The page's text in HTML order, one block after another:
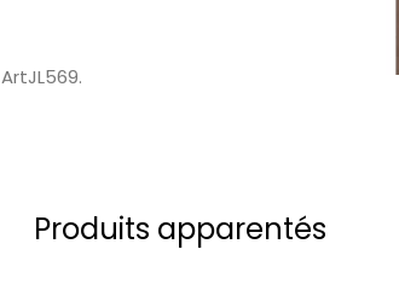
ArtJL569.
Produits apparentés